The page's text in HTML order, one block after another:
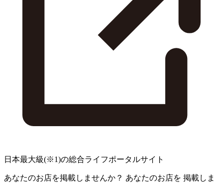
日本最大級(※1)の総合ライフポータルサイト
あなたのお店を掲載しませんか？ あなたのお店を 掲載しま